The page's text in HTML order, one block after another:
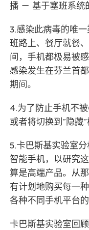
播 － 基于塞班系统
3.感染此病毒的唯
班路上、餐厅就餐
间，手机都极易被
感染发生在芬兰首
期间。
4.为了防止手机不
或者将切换到”隐藏”
5.卡巴斯基实验室
智能手机，以研究
算是高端产品。从
有计划地购买每一
各种不同手机平台的
卡巴斯基实验室回